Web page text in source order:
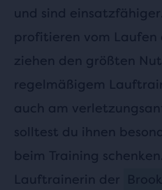
und sind
profitieren vom Laufen
ziehen den größten
regelmäßigem
auch am
solltest du ihnen
beim Training
Lauftrainerin der